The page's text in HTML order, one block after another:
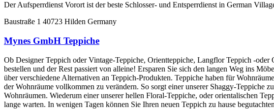
Der Aufsperrdienst Vorort ist der beste Schlosser- und Entsperrdienst in German
Baustraße 1 40723 Hilden Germany
Mynes GmbH Teppiche
Ob Designer Teppich oder Vintage-Teppiche, Orientteppiche, Langflor Teppich -
bestellen und der Rest passiert von alleine! Ersparen Sie sich den langen Weg ins
über verschiedene Alternativen an Teppich-Produkten. Teppiche haben für
der Wohnräume vollkommen zu verändern. So sorgt einer unserer Shaggy-Teppiche
Wohnräumen. Wiederum einer unserer hellen Floral-Teppiche, oder orientalischen
lange warten. In wenigen Tagen können Sie Ihren neuen Teppich zu hause